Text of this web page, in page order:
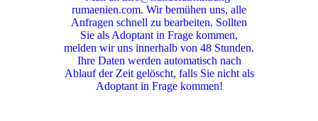
rumaenien.com. Wir bemühen uns, alle
Anfragen schnell zu bearbeiten. Sollten
Sie als Adoptant in Frage kommen,
melden wir uns innerhalb von 48 Stunden.
Ihre Daten werden automatisch nach
Ablauf der Zeit gelöscht, falls Sie nicht als
Adoptant in Frage kommen!